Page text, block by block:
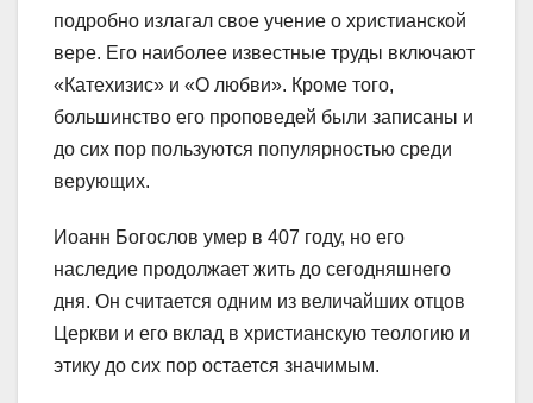
подробно излагал свое учение о христианской
вере. Его наиболее известные труды включают
«Катехизис» и «О любви». Кроме того,
большинство его проповедей были записаны и
до сих пор пользуются популярностью среди
верующих.
Иоанн Богослов умер в 407 году, но его
наследие продолжает жить до сегодняшнего
дня. Он считается одним из величайших отцов
Церкви и его вклад в христианскую теологию и
этику до сих пор остается значимым.